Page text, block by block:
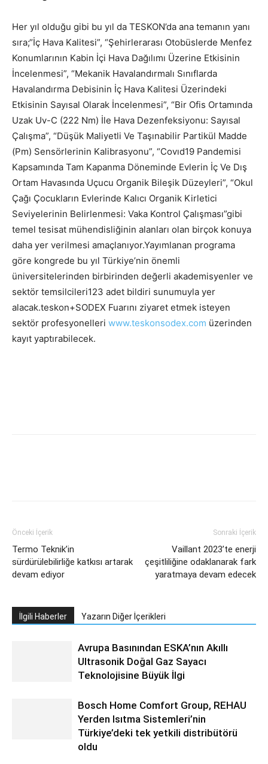
Her yıl olduğu gibi bu yıl da TESKON’da ana temanın yanı
sıra;“İç Hava Kalitesi”, “Şehirlerarası Otobüslerde Menfez
Konumlarının Kabin İçi Hava Dağılımı Üzerine Etkisinin
İncelenmesi”, “Mekanik Havalandırmalı Sınıflarda
Havalandırma Debisinin İç Hava Kalitesi Üzerindeki
Etkisinin Sayısal Olarak İncelenmesi”, “Bir Ofis Ortamında
Uzak Uv-C (222 Nm) İle Hava Dezenfeksiyonu: Sayısal
Çalışma”, “Düşük Maliyetli Ve Taşınabilir Partikül Madde
(Pm) Sensörlerinin Kalibrasyonu”, “Covıd19 Pandemisi
Kapsamında Tam Kapanma Döneminde Evlerin İç Ve Dış
Ortam Havasında Uçucu Organik Bileşik Düzeyleri”, “Okul
Çağı Çocukların Evlerinde Kalıcı Organik Kirletici
Seviyelerinin Belirlenmesi: Vaka Kontrol Çalışması”gibi
temel tesisat mühendisliğinin alanları olan birçok konuya
daha yer verilmesi amaçlanıyor.Yayımlanan programa
göre kongrede bu yıl Türkiye’nin önemli
üniversitelerinden birbirinden değerli akademisyenler ve
sektör temsilcileri123 adet bildiri sunumuyla yer
alacak.teskon+SODEX Fuarını ziyaret etmek isteyen
sektör profesyonelleri www.teskonsodex.com üzerinden
kayıt yaptırabilecek.
Önceki İçerik
Termo Teknik’in
sürdürülebilirliğe katkısı artarak
devam ediyor
Sonraki İçerik
Vaillant 2023’te enerji
çeşitliliğine odaklanarak fark
yaratmaya devam edecek
İlgili Haberler Yazarın Diğer İçerikleri
Avrupa Basınından ESKA’nın Akıllı
Ultrasonik Doğal Gaz Sayacı
Teknolojisine Büyük İlgi
Bosch Home Comfort Group, REHAU
Yerden Isıtma Sistemleri’nin
Türkiye’deki tek yetkili distribütörü
oldu